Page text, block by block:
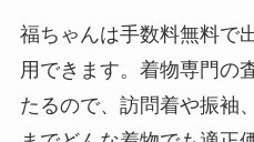
福ちゃんは手数料無料で
用できます。着物専門の
たるので、訪問着や振袖